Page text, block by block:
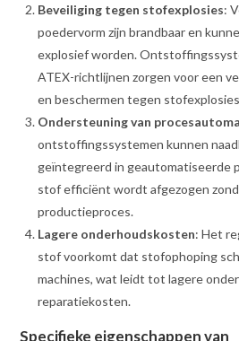
Beveiliging tegen stofexplosies:
poedervorm zijn brandbaar en
explosief worden.
ATEX-richtlijnen zorgen voor een
en beschermen tegen
Ondersteuning van
ontstoffingssystemen kunnen
geïntegreerd in geautomatiseerde
stof efficiënt wordt afgezogen
productieproces.
Lagere onderhoudskosten: Het
stof voorkomt dat stofophoping
machines, wat leidt tot lagere
reparatiekosten.
Specifieke eigenschappen van